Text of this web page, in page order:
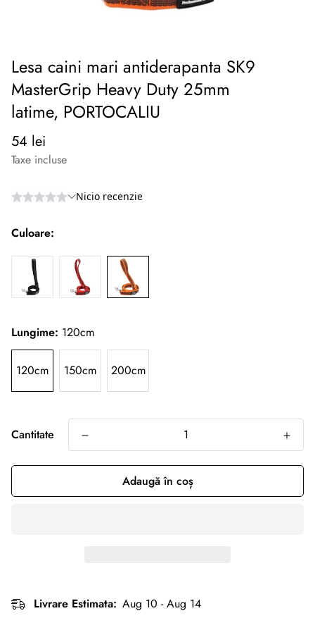
Lesa caini mari antiderapanta SK9
MasterGrip Heavy Duty 25mm
latime, PORTOCALIU
Preț
normal
54 lei
Taxe incluse
Culoare:
Lungime: 120cm
120cm 150cm 200cm
Cantitate
Adaugă în coș
Livrare Estimata: Aug 10 - Aug 14